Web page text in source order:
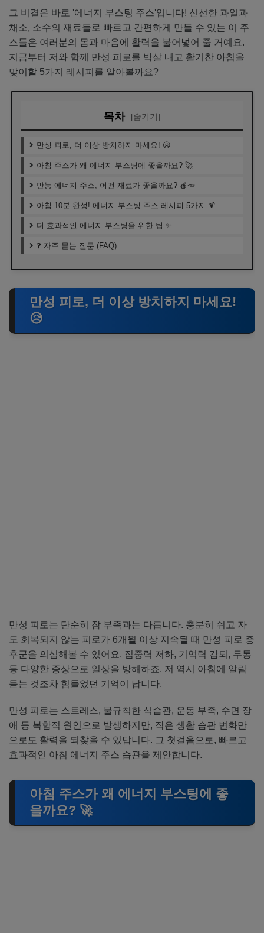
그 비결은 바로 '에너지 부스팅 주스'입니다! 신선한 과일과
채소, 소수의 재료들로 빠르고 간편하게 만들 수 있는 이 주
스들은 여러분의 몸과 마음에 활력을 불어넣어 줄 거예요.
지금부터 저와 함께 만성 피로를 박살 내고 활기찬 아침을
맞이할 5가지 레시피를 알아볼까요?
목차 [숨기기]
만성 피로, 더 이상 방치하지 마세요! 😥
아침 주스가 왜 에너지 부스팅에 좋을까요? 🚀
만능 에너지 주스, 어떤 재료가 좋을까요? 🍎🥕
아침 10분 완성! 에너지 부스팅 주스 레시피 5가지 🍹
더 효과적인 에너지 부스팅을 위한 팁 ✨
❓ 자주 묻는 질문 (FAQ)
만성 피로, 더 이상 방치하지 마세요!
😥
만성 피로는 단순히 잠 부족과는 다릅니다. 충분히 쉬고 자
도 회복되지 않는 피로가 6개월 이상 지속될 때 만성 피로 증
후군을 의심해볼 수 있어요. 집중력 저하, 기억력 감퇴, 두통
등 다양한 증상으로 일상을 방해하죠. 저 역시 아침에 알람
듣는 것조차 힘들었던 기억이 납니다.
만성 피로는 스트레스, 불규칙한 식습관, 운동 부족, 수면 장
애 등 복합적 원인으로 발생하지만, 작은 생활 습관 변화만
으로도 활력을 되찾을 수 있답니다. 그 첫걸음으로, 빠르고
효과적인 아침 에너지 주스 습관을 제안합니다.
아침 주스가 왜 에너지 부스팅에 좋
을까요? 🚀